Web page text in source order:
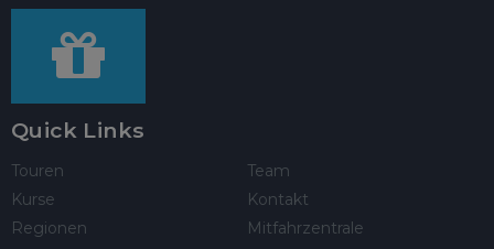
Quick Links
Touren
Kurse
Regionen
Team
Kontakt
Mitfahrzentrale